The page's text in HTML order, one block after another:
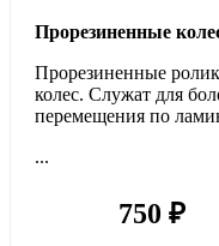
Прорезиненные
Прорезиненные
колес. Служат для
перемещения по
...
750 ₽